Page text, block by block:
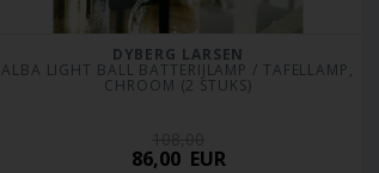
DYBERG LARSEN
ALBA LIGHT BALL BATTERIJLAMP / TAFELLAMP,
CHROOM (2 STUKS)
86,00EUR